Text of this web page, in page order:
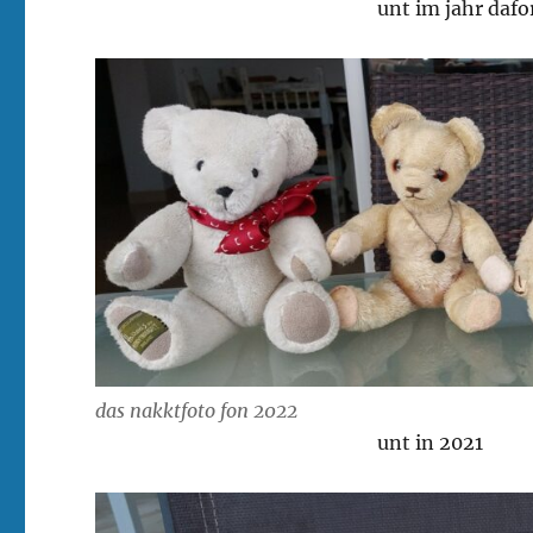
unt im jahr
das nakktfoto fon 2022
unt in 2021